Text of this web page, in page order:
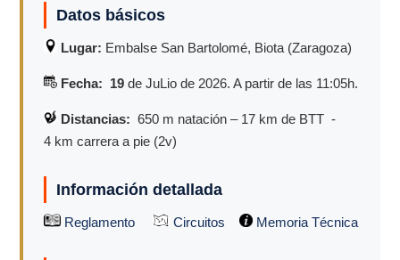
Datos básicos
Lugar: Embalse San Bartolomé, Biota (Zaragoza)
Fecha: 19de JuLio de 2026. A partir de las 11:05h.
Distancias: 650 m natación – 17 km de BTT -
4 km carrera a pie (2v)
Información detallada
Reglamento Circuitos Memoria Técnica